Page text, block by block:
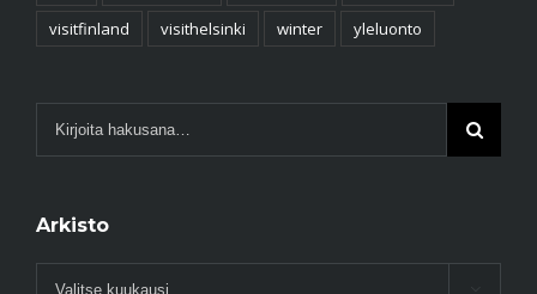
visitfinland
visithelsinki winter yleluonto
Arkisto
Arkisto